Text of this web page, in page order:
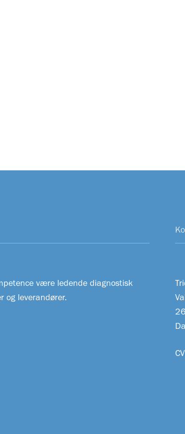
være ledende diagnostisk
og leverandører.